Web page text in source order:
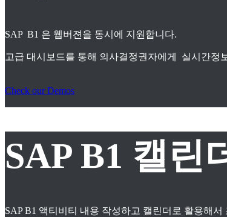
SAP B1 은 웹버젼을 동시에 지원합니다.
고급 대시보드를 통해 의사결정권자에게 실시간정
Check our Demos
SAP B1 캘린
SAP B1 액티비티 내용 작성하고 캘린더로 활용해